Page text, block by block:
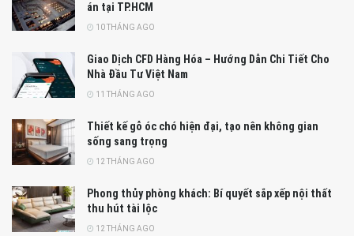
án tại TP.HCM
10 THÁNG AGO
Giao Dịch CFD Hàng Hóa – Hướng Dẫn Chi Tiết Cho
Nhà Đầu Tư Việt Nam
11 THÁNG AGO
Thiết kế gỗ óc chó hiện đại, tạo nên không gian
sống sang trọng
12 THÁNG AGO
Phong thủy phòng khách: Bí quyết sắp xếp nội thất
thu hút tài lộc
12 THÁNG AGO